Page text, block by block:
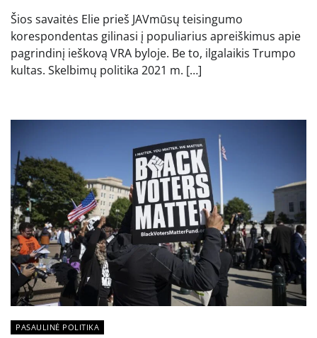
Šios savaitės Elie prieš JAVmūsų teisingumo
korespondentas gilinasi į populiarius apreiškimus apie
pagrindinį ieškovą VRA byloje. Be to, ilgalaikis Trumpo
kultas. Skelbimų politika 2021 m. […]
PASAULINĖ POLITIKA